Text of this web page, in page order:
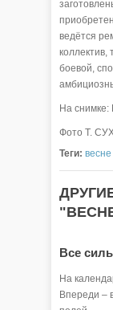
ведётся
коллектив,
боевой,
На снимке:
Фото Т.
Теги:
Все
На
Впереди –